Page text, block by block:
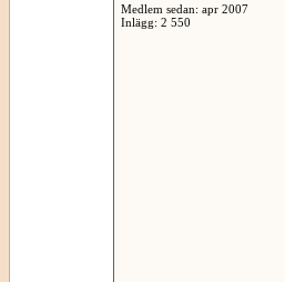
Medlem sedan: apr 2007
Inlägg: 2 550